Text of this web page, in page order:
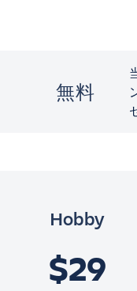
無料
Hobby
$29